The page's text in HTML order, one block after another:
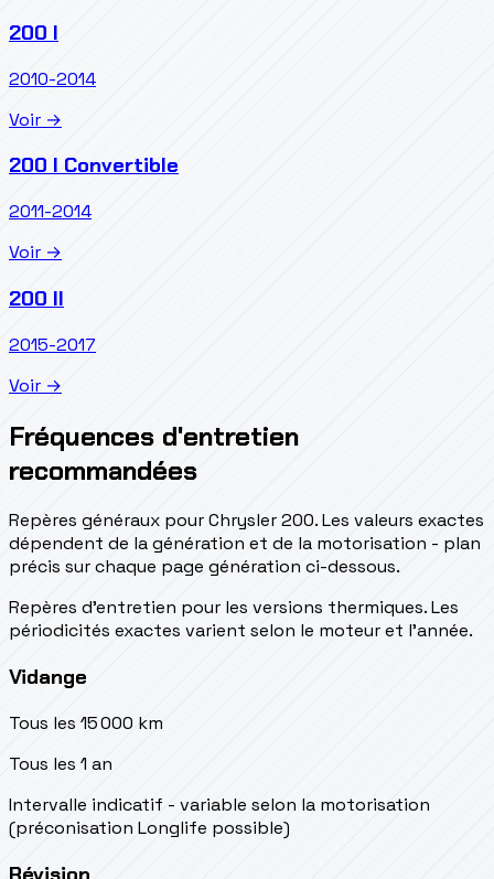
200 I
2010-2014
Voir →
200 I Convertible
2011-2014
Voir →
200 II
2015-2017
Voir →
Fréquences d'entretien
recommandées
Repères généraux pour Chrysler 200. Les valeurs exactes
dépendent de la génération et de la motorisation - plan
précis sur chaque page génération ci-dessous.
Repères d’entretien pour les versions thermiques. Les
périodicités exactes varient selon le moteur et l’année.
Vidange
Tous les 15 000 km
Tous les 1 an
Intervalle indicatif - variable selon la motorisation
(préconisation Longlife possible)